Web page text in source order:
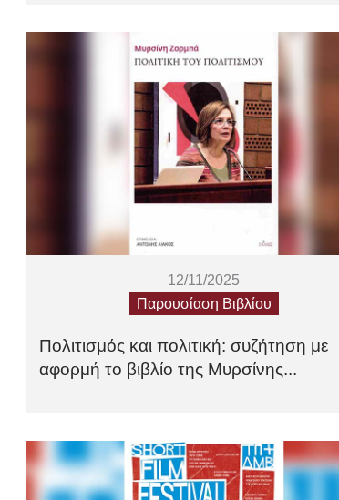
12/11/2025
Παρουσίαση Βιβλίου
Πολιτισμός και πολιτική: συζήτηση με
αφορμή το βιβλίο της Μυρσίνης...